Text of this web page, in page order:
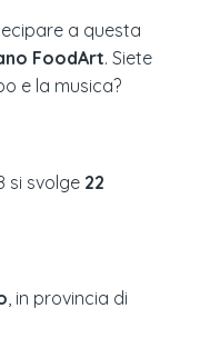
a questa
FoodArt. Siete
e la musica?
si svolge 22
, in provincia di